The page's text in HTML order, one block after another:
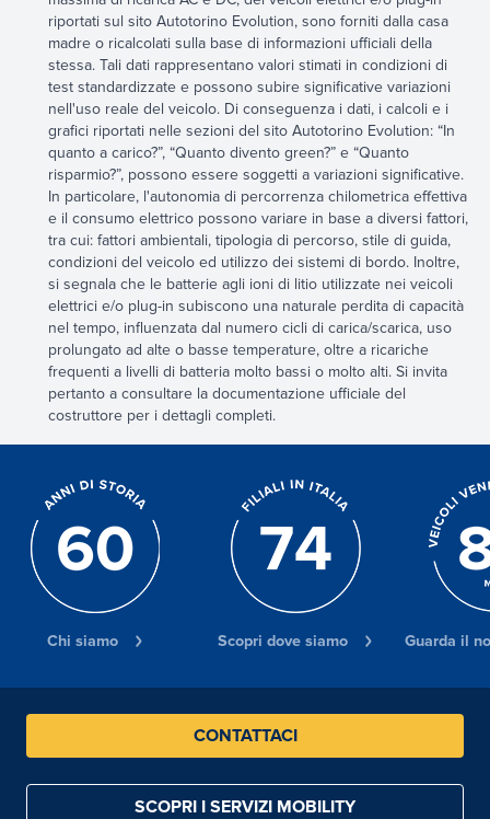
riportati sul sito Autotorino Evolution, sono forniti dalla casa
madre o ricalcolati sulla base di informazioni ufficiali della
stessa. Tali dati rappresentano valori stimati in condizioni di
test standardizzate e possono subire significative variazioni
nell'uso reale del veicolo. Di conseguenza i dati, i calcoli e i
grafici riportati nelle sezioni del sito Autotorino Evolution: “In
quanto a carico?”, “Quanto divento green?” e “Quanto
risparmio?”, possono essere soggetti a variazioni significative.
In particolare, l'autonomia di percorrenza chilometrica effettiva
e il consumo elettrico possono variare in base a diversi fattori,
tra cui: fattori ambientali, tipologia di percorso, stile di guida,
condizioni del veicolo ed utilizzo dei sistemi di bordo. Inoltre,
si segnala che le batterie agli ioni di litio utilizzate nei veicoli
elettrici e/o plug-in subiscono una naturale perdita di capacità
nel tempo, influenzata dal numero cicli di carica/scarica, uso
prolungato ad alte o basse temperature, oltre a ricariche
frequenti a livelli di batteria molto bassi o molto alti. Si invita
pertanto a consultare la documentazione ufficiale del
costruttore per i dettagli completi.
Chi siamo Scopri dove siamo Guarda il
CONTATTACI
SCOPRI I SERVIZI MOBILITY